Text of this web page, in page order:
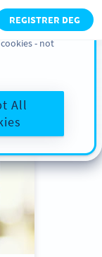
REGISTRER DEG
use
our
Policyand
- not
All